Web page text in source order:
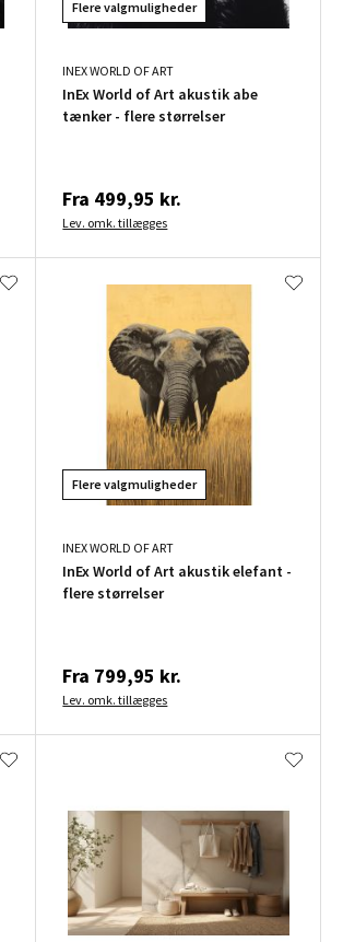
Flere valgmuligheder
INEX WORLD OF ART
InEx World of Art akustik abe
tænker - flere størrelser
Fra 499,95 kr.
Lev. omk. tillægges
Flere valgmuligheder
INEX WORLD OF ART
InEx World of Art akustik elefant -
flere størrelser
Fra 799,95 kr.
Lev. omk. tillægges